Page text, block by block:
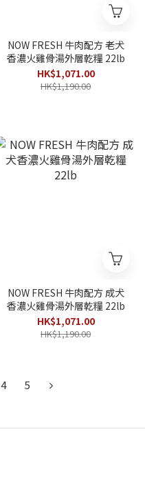
NOW FRESH 牛肉配方 老犬
香濃火雞骨湯外層乾糧 22lb
HK$1,071.00
HK$1,190.00
NOW FRESH 牛肉配方 成犬
香濃火雞骨湯外層乾糧 22lb
HK$1,071.00
HK$1,190.00
4 5